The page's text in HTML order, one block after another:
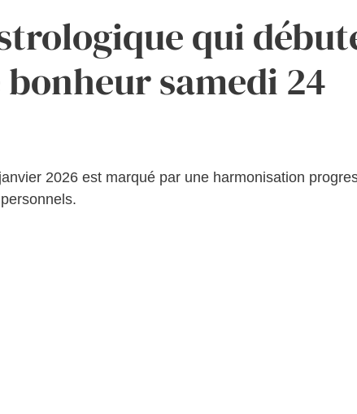
qui
samedi 24
2026 est marqué par une harmonisation